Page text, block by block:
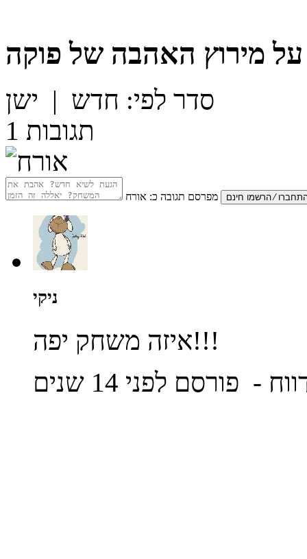
מירוץ האהבה של פוקה
סדר לפי: חדש | ישן
1 תגובות
מפרסם תגובה כ: אורח
ניקי
איזה משחק יפה!!!
- פורסם לפני 14 שנים